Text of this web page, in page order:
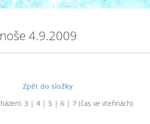
4.9.2009
Zpět do složky
3| 4| 5| 6| 7(čas ve vteřinách)